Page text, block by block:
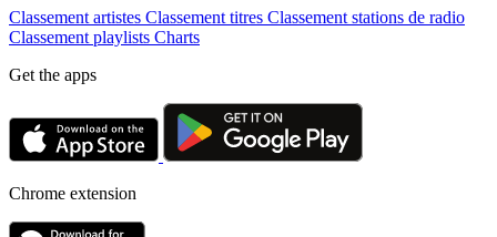
Classement artistes Classement titres Classement stations de radio
Classement playlists Charts
Get the apps
Chrome extension